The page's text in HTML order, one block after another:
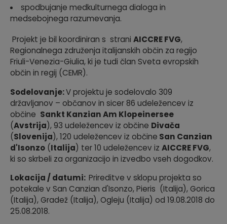
spodbujanje medkulturnega dialoga in
medsebojnega razumevanja.
Projekt je bil koordiniran s strani AICCRE FVG,
Regionalnega združenja italijanskih občin za regijo
Friuli-Venezia-Giulia, ki je tudi član Sveta evropskih
občin in regij (CEMR).
Sodelovanje:V projektu je sodelovalo 309
državljanov – občanov in sicer 86 udeležencev iz
občine Sankt Kanzian Am Klopeinersee
(Avstrija), 93 udeležencev iz občine Divača
(Slovenija), 120 udeležencev iz občine San Canzian
d'Isonzo (Italija) ter 10 udeležencev iz AICCRE FVG,
ki so skrbeli za organizacijo in izvedbo vseh dogodkov.
Lokacija / datumi: Prireditve v sklopu projekta so
potekale v San Canzian d'Isonzo, Pieris (Italija), Gorica
(Italija), Gradež (Italija), Ogleju (Italija) od 19.08.2018 do
25.08.2018.